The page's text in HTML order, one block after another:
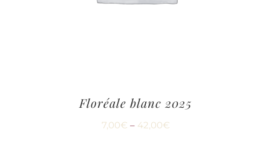
Floréale blanc 2025
7,00€ – 42,00€